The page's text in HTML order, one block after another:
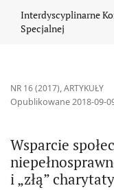
Interdyscyplinarne
Specjalnej
NR 16 (2017),ARTYKUŁY
Wsparcie
i „złą”
Opublikowane 2018-09-